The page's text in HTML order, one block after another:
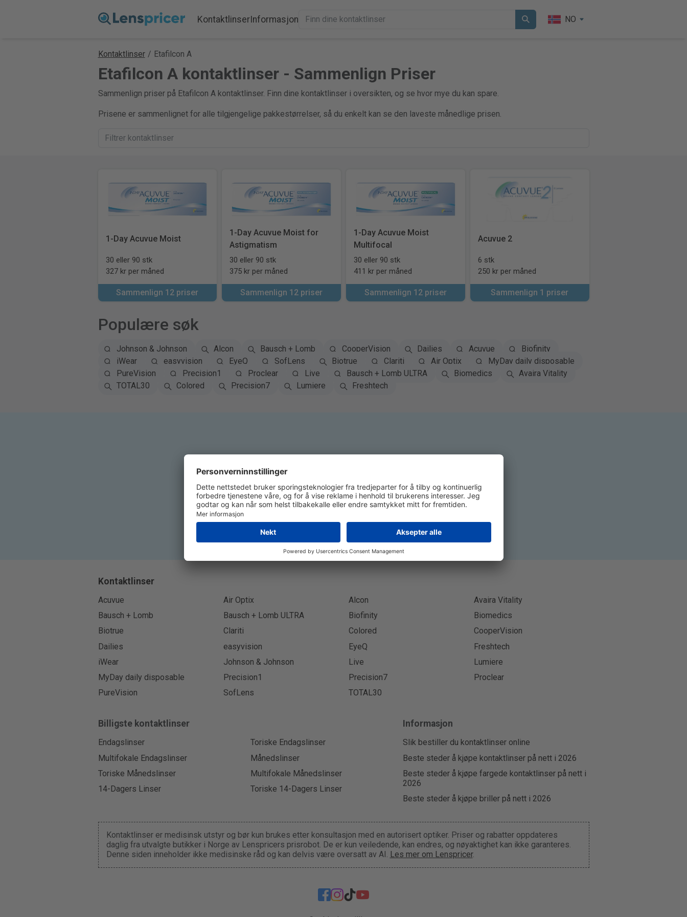
KontaktlinserInformasjon NO
Kontaktlinser / Etafilcon A
Etafilcon A kontaktlinser - Sammenlign Priser
Sammenlign priser på Etafilcon A kontaktlinser. Finn dine kontaktlinser i oversikten, og se hvor mye du kan spare.
Prisene er sammenlignet for alle tilgjengelige pakkestørrelser, så du enkelt kan se den laveste månedlige prisen.
1-Day Acuvue Moist
30 eller 90 stk
327 kr per måned
Sammenlign 12 priser
1-Day Acuvue Moist for
Astigmatism
30 eller 90 stk
375 kr per måned
Sammenlign 12 priser
1-Day Acuvue Moist
Multifocal
30 eller 90 stk
411 kr per måned
Sammenlign 12 priser
Acuvue 2
6 stk
250 kr per måned
Sammenlign 1 priser
Populære søk
Johnson & Johnson Alcon Bausch + Lomb CooperVision Dailies Acuvue
Biofinity
iWear
easyvision EyeQ SofLens Biotrue Clariti Air Optix
MyDay daily disposable
PureVision
Precision1 Proclear Live Bausch + Lomb ULTRA Biomedics
Avaira Vitality
TOTAL30
Colored Precision7 Lumiere Freshtech
Abonner på Nyhetsbrev
Abonner
Kontaktlinser
Acuvue Air Optix Alcon
Avaira Vitality
Bausch + Lomb
Bausch + Lomb ULTRA Biofinity
Biomedics
Biotrue
Clariti Colored
CooperVision
Dailies
easyvision EyeQ
Freshtech
iWear
Johnson & Johnson Live
Lumiere
MyDay daily disposable
Precision1 Precision7
Proclear
PureVision
SofLens TOTAL30
Billigste kontaktlinser
Endagslinser
Toriske Endagslinser
Multifokale Endagslinser
Månedslinser
Toriske Månedslinser
Multifokale Månedslinser
14-Dagers Linser
Toriske 14-Dagers Linser
Informasjon
Slik bestiller du kontaktlinser online
Beste steder å kjøpe kontaktlinser på nett i 2026
Beste steder å kjøpe fargede kontaktlinser på nett i
2026
Beste steder å kjøpe briller på nett i 2026
Kontaktlinser er medisinsk utstyr og bør kun brukes etter konsultasjon med en autorisert optiker. Priser og rabatter oppdateres
daglig fra utvalgte butikker i Norge av Lenspricers prisrobot. De er kun veiledende, kan endres, og nøyaktighet kan ikke garanteres.
Denne siden inneholder ikke medisinske råd og kan delvis være oversatt av AI. Les mer om Lenspricer.